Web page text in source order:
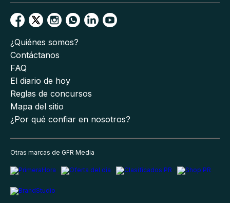
¿Quiénes somos?
Contáctanos
FAQ
El diario de hoy
Reglas de concursos
Mapa del sitio
¿Por qué confiar en nosotros?
Otras marcas de GFR Media